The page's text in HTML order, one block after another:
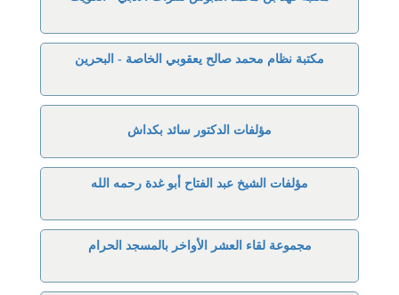
مكتبة نظام محمد صالح يعقوبي الخاصة - البحرين
مؤلفات الدكتور سائد بكداش
مؤلفات الشيخ عبد الفتاح أبو غدة رحمه الله
مجموعة لقاء العشر الأواخر بالمسجد الحرام